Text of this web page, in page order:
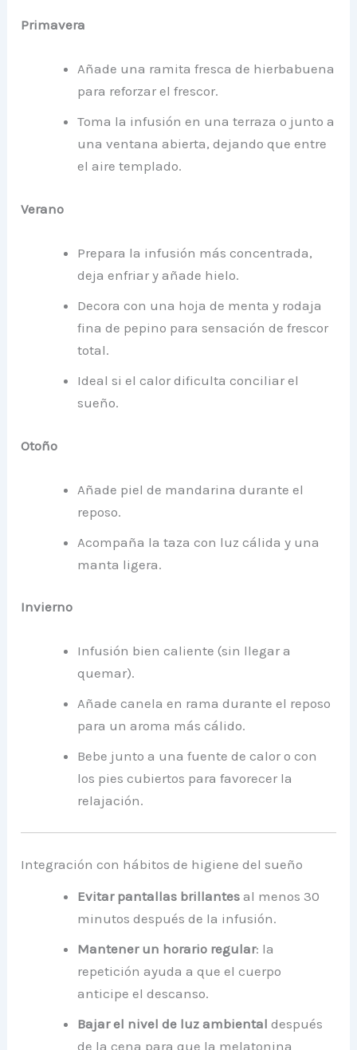
Primavera
Añade una ramita fresca de hierbabuena
para reforzar el frescor.
Toma la infusión en una terraza o junto a
una ventana abierta, dejando que entre
el aire templado.
Verano
Prepara la infusión más concentrada,
deja enfriar y añade hielo.
Decora con una hoja de menta y rodaja
fina de pepino para sensación de frescor
total.
Ideal si el calor dificulta conciliar el
sueño.
Otoño
Añade piel de mandarina durante el
reposo.
Acompaña la taza con luz cálida y una
manta ligera.
Invierno
Infusión bien caliente (sin llegar a
quemar).
Añade canela en rama durante el reposo
para un aroma más cálido.
Bebe junto a una fuente de calor o con
los pies cubiertos para favorecer la
relajación.
Integración con hábitos de higiene del sueño
Evitar pantallas brillantes al menos 30
minutos después de la infusión.
Mantener un horario regular: la
repetición ayuda a que el cuerpo
anticipe el descanso.
Bajar el nivel de luz ambiental después
de la cena para que la melatonina